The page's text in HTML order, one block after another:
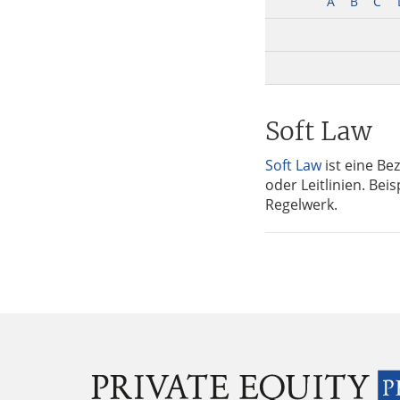
Soft Law
Soft Lawist eine
oder Leitlinien.
Regelwerk.